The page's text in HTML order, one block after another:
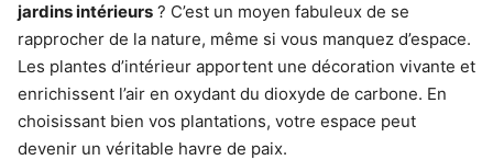
jardins intérieurs ? C’est un moyen fabuleux de se
rapprocher de la nature, même si vous manquez d’espace.
Les plantes d’intérieur apportent une décoration vivante et
enrichissent l’air en oxydant du dioxyde de carbone. En
choisissant bien vos plantations, votre espace peut
devenir un véritable havre de paix.